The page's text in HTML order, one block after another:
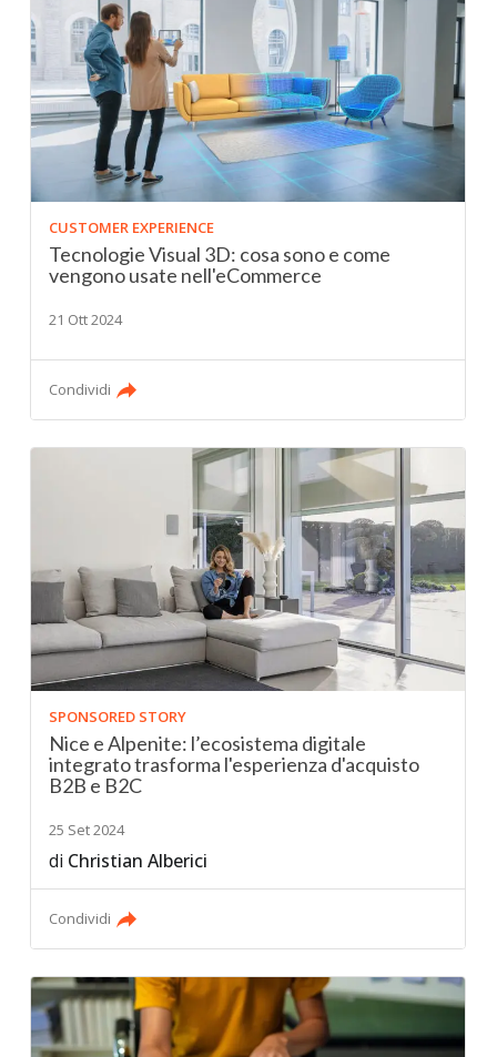
CUSTOMER EXPERIENCE
Tecnologie Visual 3D: cosa sono e come
vengono usate nell'eCommerce
21 Ott 2024
Condividi
SPONSORED STORY
Nice e Alpenite: l’ecosistema digitale
integrato trasforma l'esperienza d'acquisto
B2B e B2C
25 Set 2024
di Christian Alberici
Condividi